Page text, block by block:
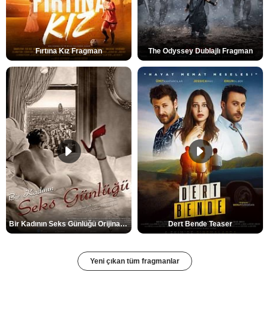
Fırtına Kız Fragman The Odyssey Dublajlı Fragman
Bir Kadının Seks Günlüğü Orijinal Fragman Dert Bende Teaser
Yeni çıkan tüm fragmanlar